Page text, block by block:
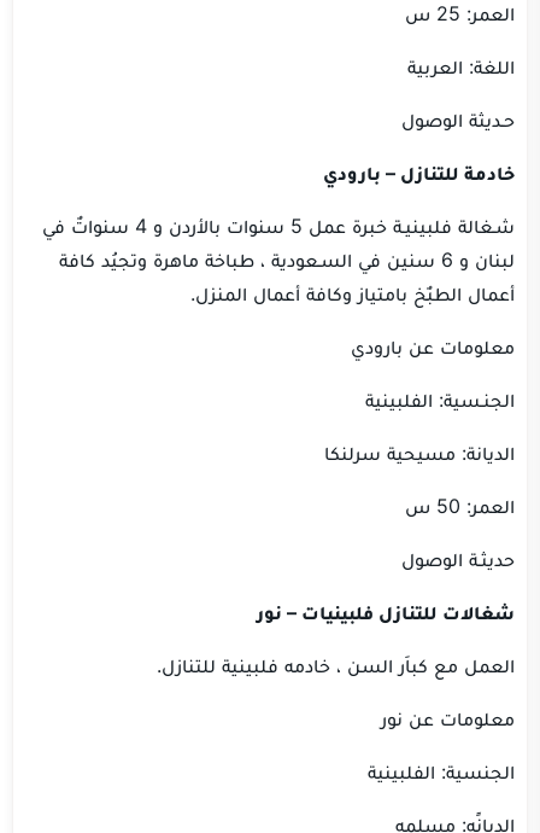
العمر: 25 س
اللغة: العربية
حـديثة الوصول
خادمة للتنازل – بارودي
شـغالة فلبينيـة خبرة عمل 5 سنوات بالأردن و 4 سنواتٌ في
لبنان و 6 سنين في السـعودية ، طباخة ماهرة وتجيُد كافة
أعمال الطبٌخ بامتياز وكافة أعمال المنزل.
معلومات عن بارودي
الجنـسية: الفلبينية
الديانة: مسيحية سرلنكا
العمر: 50 س
حديثـة الوصول
شغالات للتنازل فلبينيات – نور
العمل مع كباَر السن ، خادمه فلبينية للتنازل.
معلومات عن نور
الجنسية: الفلبينية
الديانًه: مسلمه